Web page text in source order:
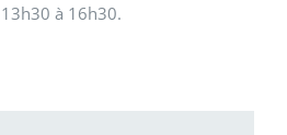
à 16h30.